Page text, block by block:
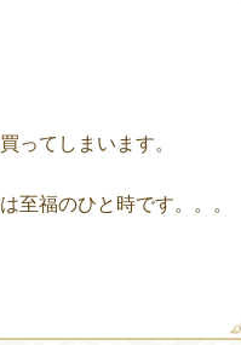
ってしまいます。
至福のひと時です。。。